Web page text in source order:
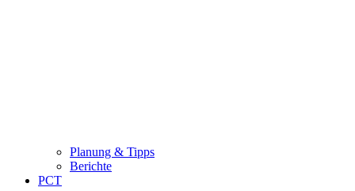
Planung & Tipps
Berichte
PCT